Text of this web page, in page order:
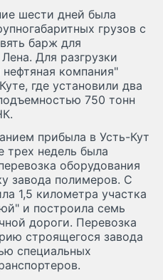
шести дней была
грузов с
барж для
Для разгрузки
компания"
где установили два
750 тонн
прибыла в Усть-Кут
трех недель была
оборудования
завода полимеров. С
1,5 километра участка
и построила семь
дороги. Перевозка
строящегося завода
специальных